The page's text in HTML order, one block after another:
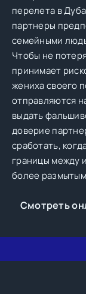
перелета в
партнеры
семейными
Чтобы не
принимает
жениха своего
отправляются
выдать
доверие
сработать,
границы между
более
Смотреть